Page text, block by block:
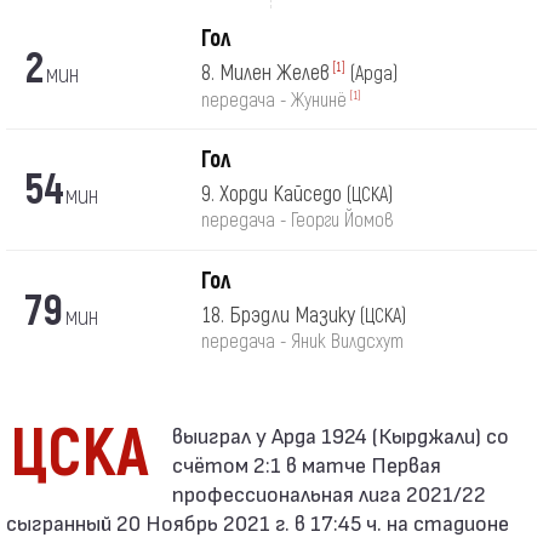
2мин
Гол
8. Милен Желев [1]
(Арда)
передача - Жунинё [1]
54мин
Гол
9. Хорди Кайседо (ЦСКА)
передача - Георги Йомов
79мин
Гол
18. Брэдли Мазику (ЦСКА)
передача - Яник Вилдсхут
ЦСКА
счётом 2:1 в матче Первая
профессиональная лига 2021/22
сыгранный 20 Ноябрь 2021 г. в 17:45 ч. на стадионе